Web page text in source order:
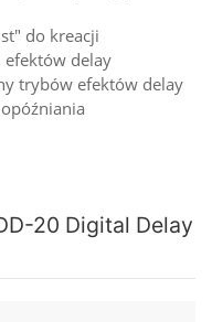
do kreacji
delay
trybów efektów delay
20 Digital Delay